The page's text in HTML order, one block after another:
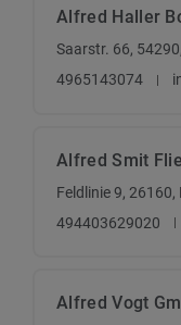
Alfred Haller
Saarstr. 66,
4965143074
Alfred Smit
Feldlinie 9,
494403629020
Alfred Vogt